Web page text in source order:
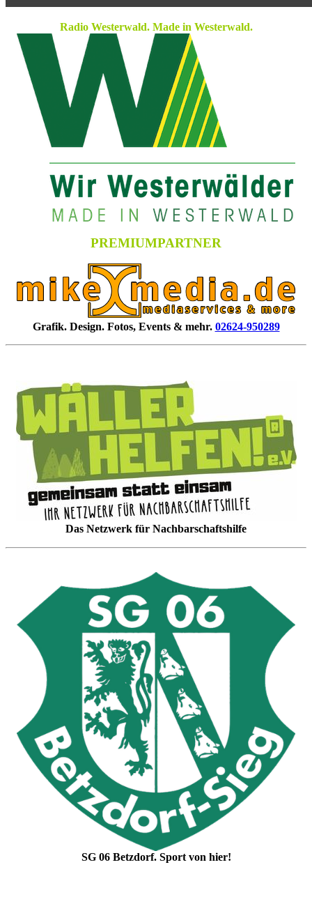
Radio Westerwald. Made in Westerwald.
PREMIUMPARTNER
Grafik. Design. Fotos, Events & mehr. 02624-950289
Das Netzwerk für Nachbarschaftshilfe
SG 06 Betzdorf. Sport von hier!